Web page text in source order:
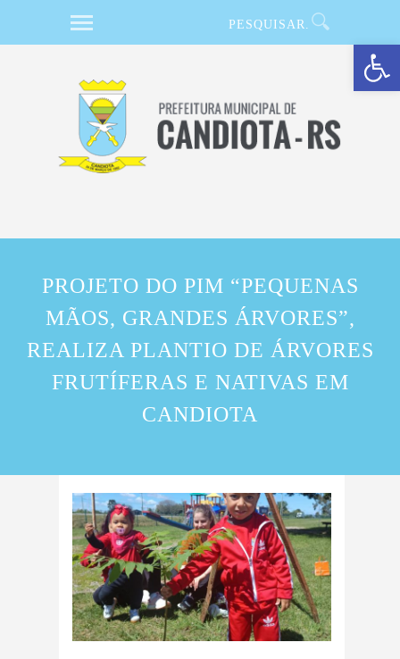
Barra de Ferramentas Aberta
PROJETO DO PIM “PEQUENAS
MÃOS, GRANDES ÁRVORES”,
REALIZA PLANTIO DE ÁRVORES
FRUTÍFERAS E NATIVAS EM
CANDIOTA